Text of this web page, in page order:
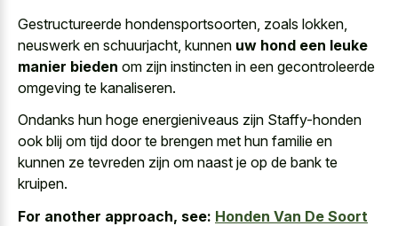
Gestructureerde hondensportsoorten, zoals lokken,
neuswerk en schuurjacht, kunnen uw hond een leuke
manier bieden om zijn instincten in een gecontroleerde
omgeving te kanaliseren.
Ondanks hun hoge energieniveaus zijn Staffy-honden
ook blij om tijd door te brengen met hun familie en
kunnen ze tevreden zijn om naast je op de bank te
kruipen.
For another approach, see: Honden Van De Soort